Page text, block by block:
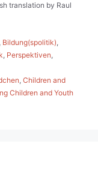
translation by Raul
, Bildung(spolitik),
, Perspektiven,
,Children and
Children and Youth